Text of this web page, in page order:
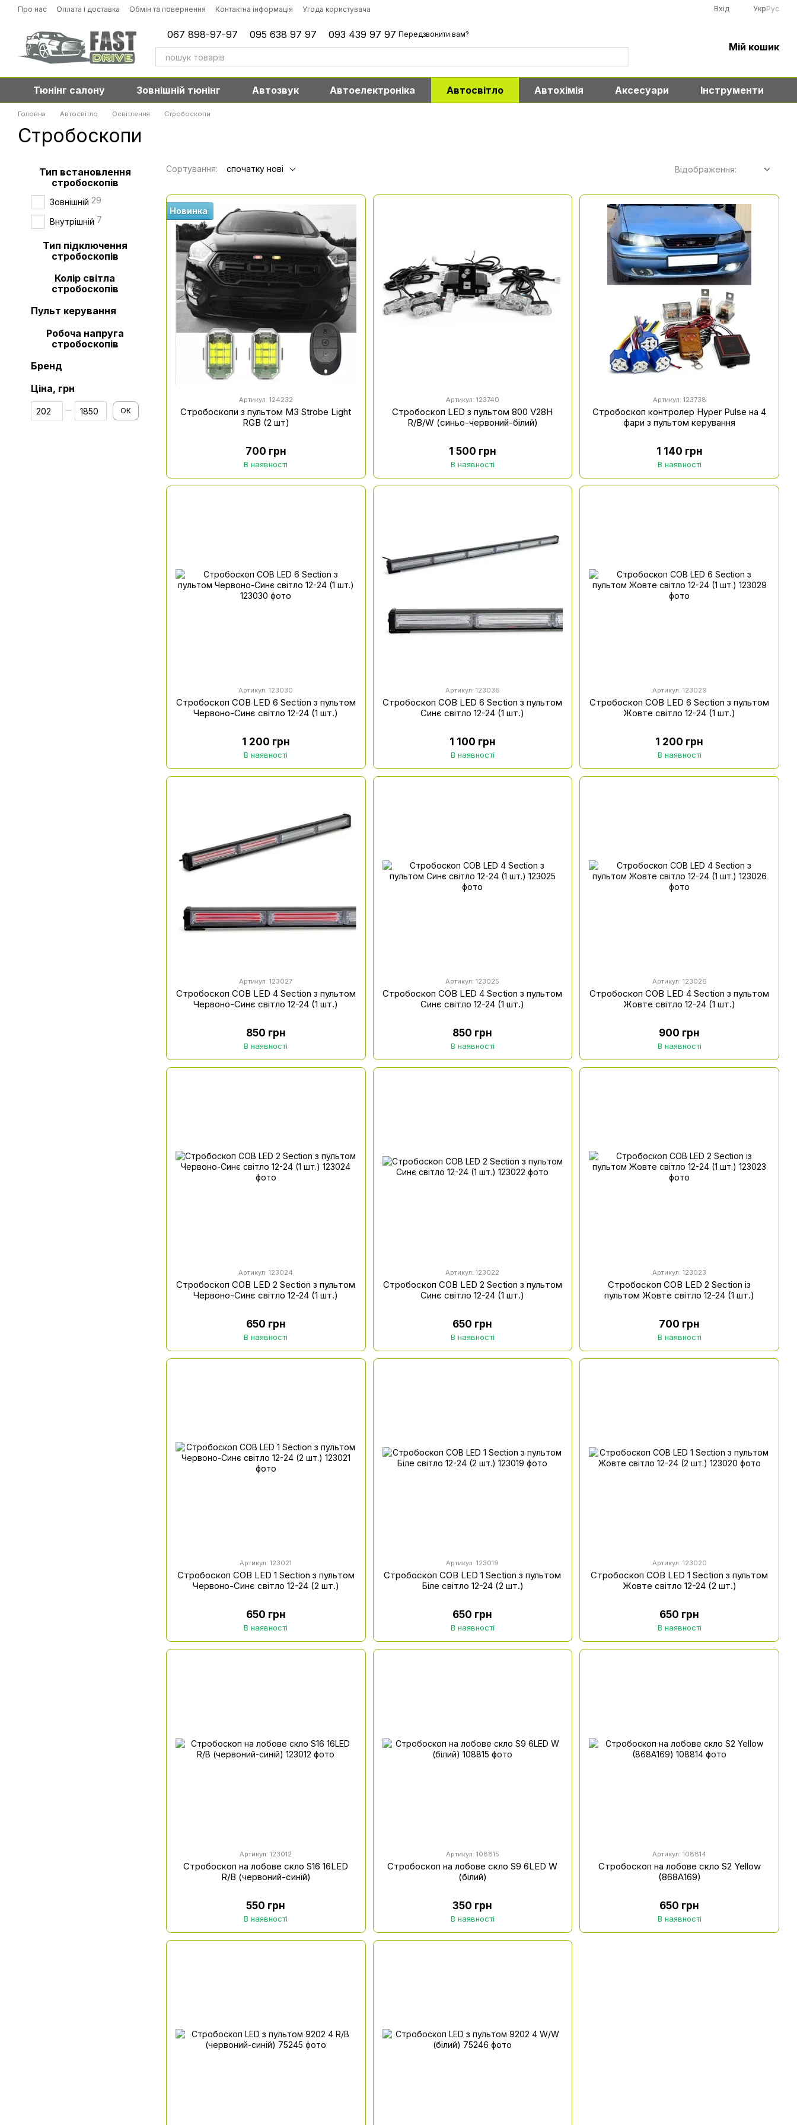
Перейти до основного контенту
Про нас Оплата і доставка Обмін та повернення Контактна інформація Угода користувача Вхід УкрРус
067 898-97-97 095 638 97 97 093 439 97 97 Передзвонити вам?
Мій кошик
Тюнінг салону Зовнішній тюнінг Автозвук Автоелектроніка Автосвітло Автохімія Аксесуари Інструменти
Головна Автосвітло Освітлення Стробоскопи
Стробоскопи
Сортування: спочатку нові Відображення:
Новинка
Артикул: 124232
Стробоскопи з пультом M3 Strobe Light
RGB (2 шт)
700 грн
В наявності
Артикул: 123740
Стробоскоп LED з пультом 800 V28H
R/B/W (синьо-червоний-білий)
1 500 грн
В наявності
Артикул: 123738
Стробоскоп контролер Hyper Pulse на 4
фари з пультом керування
1 140 грн
В наявності
Артикул: 123030
Стробоскоп COB LED 6 Section з пультом
Червоно-Синє світло 12-24 (1 шт.)
1 200 грн
В наявності
Артикул: 123036
Стробоскоп COB LED 6 Section з пультом
Синє світло 12-24 (1 шт.)
1 100 грн
В наявності
Артикул: 123029
Стробоскоп COB LED 6 Section з пультом
Жовте світло 12-24 (1 шт.)
1 200 грн
В наявності
Артикул: 123027
Стробоскоп COB LED 4 Section з пультом
Червоно-Синє світло 12-24 (1 шт.)
850 грн
В наявності
Артикул: 123025
Стробоскоп COB LED 4 Section з пультом
Синє світло 12-24 (1 шт.)
850 грн
В наявності
Артикул: 123026
Стробоскоп COB LED 4 Section з пультом
Жовте світло 12-24 (1 шт.)
900 грн
В наявності
Артикул: 123024
Стробоскоп COB LED 2 Section з пультом
Червоно-Синє світло 12-24 (1 шт.)
650 грн
В наявності
Артикул: 123022
Стробоскоп COB LED 2 Section з пультом
Синє світло 12-24 (1 шт.)
650 грн
В наявності
Артикул: 123023
Стробоскоп COB LED 2 Section із
пультом Жовте світло 12-24 (1 шт.)
700 грн
В наявності
Артикул: 123021
Стробоскоп COB LED 1 Section з пультом
Червоно-Синє світло 12-24 (2 шт.)
650 грн
В наявності
Артикул: 123019
Стробоскоп COB LED 1 Section з пультом
Біле світло 12-24 (2 шт.)
650 грн
В наявності
Артикул: 123020
Стробоскоп COB LED 1 Section з пультом
Жовте світло 12-24 (2 шт.)
650 грн
В наявності
Артикул: 123012
Стробоскоп на лобове скло S16 16LED
R/B (червоний-синій)
550 грн
В наявності
Артикул: 108815
Стробоскоп на лобове скло S9 6LED W
(білий)
350 грн
В наявності
Артикул: 108814
Стробоскоп на лобове скло S2 Yellow
(868А169)
650 грн
В наявності
Тип встановлення
стробоскопів
Зовнішній 29
Внутрішній 7
Тип підключення
стробоскопів
Колір світла
стробоскопів
Пульт керування
Робоча напруга
стробоскопів
Бренд
Ціна, грн
Від Ціна, грн
До Ціна, грн ОК